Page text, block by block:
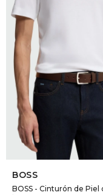
SELECCIONAR TALLE
BOSS
BOSS - Cinturón de Piel